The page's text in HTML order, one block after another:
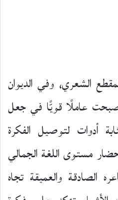
الشعري، وفي الديوان
عاملًا قويًّا في جعل
أدوات لتوصيل الفكرة
مستوى اللغة الجمالي
الصادقة والعميقة تجاه